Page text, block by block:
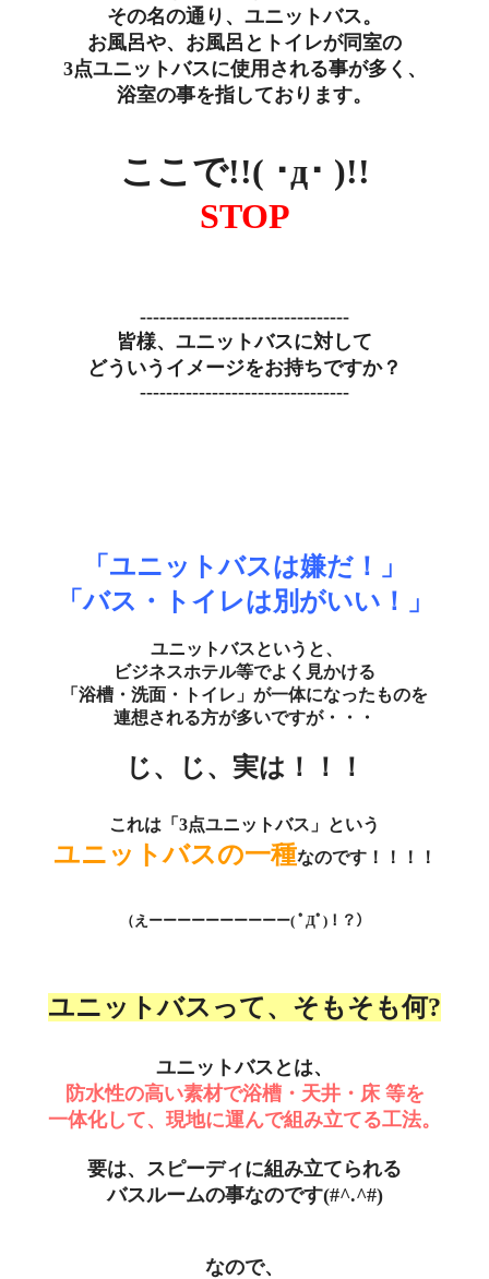
その名の通り、ユニットバス。
お風呂や、お風呂とトイレが同室の
3点ユニットバスに使用される事が多く、
浴室の事を指しております。
ここで!!( ･д･ )!!
STOP
--------------------------------
皆様、ユニットバスに対して
どういうイメージをお持ちですか？
--------------------------------
「ユニットバスは嫌だ！」
「バス・トイレは別がいい！」
ユニットバスというと、
ビジネスホテル等でよく見かける
「浴槽・洗面・トイレ」が一体になったものを
連想される方が多いですが・・・
じ、じ、実は！！！
これは「3点ユニットバス」という
ユニットバスの一種なのです！！！！
（えーーーーーーーーーー( ﾟДﾟ)！？）
ユニットバスって、そもそも何?
ユニットバスとは、
防水性の高い素材で浴槽・天井・床 等を
一体化して、現地に運んで組み立てる工法。
要は、スピーディに組み立てられる
バスルームの事なのです(#^.^#)
なので、